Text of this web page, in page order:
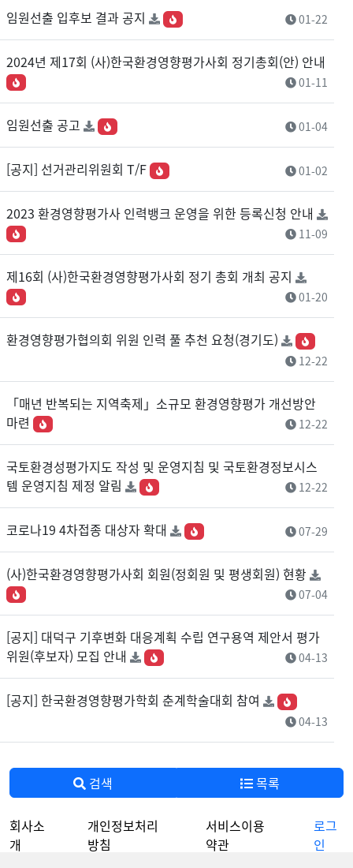
임원선출 입후보 결과 공지 01-22
2024년 제17회 (사)한국환경영향평가사회 정기총회(안) 안내
01-11
임원선출 공고 01-04
[공지] 선거관리위원회 T/F 01-02
2023 환경영향평가사 인력뱅크 운영을 위한 등록신청 안내
11-09
제16회 (사)한국환경영향평가사회 정기 총회 개최 공지
01-20
환경영향평가협의회 위원 인력 풀 추천 요청(경기도)
12-22
「매년 반복되는 지역축제」소규모 환경영향평가 개선방안
마련
12-22
국토환경성평가지도 작성 및 운영지침 및 국토환경정보시스
템 운영지침 제정 알림
12-22
코로나19 4차접종 대상자 확대 07-29
(사)한국환경영향평가사회 회원(정회원 및 평생회원) 현황
07-04
[공지] 대덕구 기후변화 대응계획 수립 연구용역 제안서 평가
위원(후보자) 모집 안내
04-13
[공지] 한국환경영향평가학회 춘계학술대회 참여
04-13
검색 목록
회사소
개
개인정보처리
방침
서비스이용
약관
로그
인